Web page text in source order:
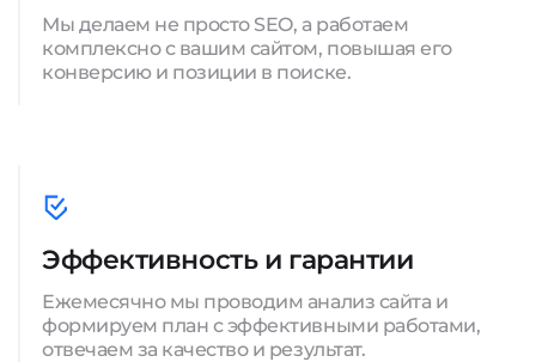
Мы делаем не просто SEO, а работаем
комплексно с вашим сайтом, повышая его
конверсию и позиции в поиске.
Эффективность и гарантии
Ежемесячно мы проводим анализ сайта и
формируем план с эффективными работами,
отвечаем за качество и результат.